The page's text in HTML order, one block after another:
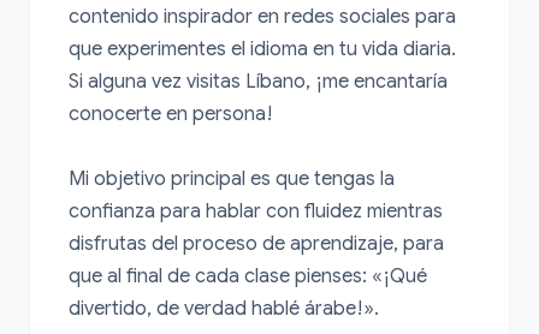
contenido inspirador en redes sociales para
que experimentes el idioma en tu vida diaria.
Si alguna vez visitas Líbano, ¡me encantaría
conocerte en persona!
Mi objetivo principal es que tengas la
confianza para hablar con fluidez mientras
disfrutas del proceso de aprendizaje, para
que al final de cada clase pienses: «¡Qué
divertido, de verdad hablé árabe!».